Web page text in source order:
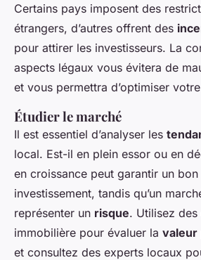
Certains pays imposent des
étrangers, d’autres offrent des
pour attirer les investisseurs. La
aspects légaux vous évitera de
et vous permettra d’optimiser
Étudier le marché
Il est essentiel d’analyser les
local. Est-il en plein essor ou en
en croissance peut garantir un
investissement, tandis qu’un
représenter un risque. Utilisez des
immobilière pour évaluer la valeur
et consultez des experts locaux